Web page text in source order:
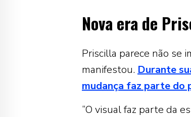
Nova era de
Priscilla parece não se
manifestou. Durante
mudança faz parte do
“O visual faz parte da